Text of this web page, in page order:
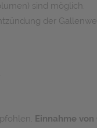
sind möglich.
der
Einnahme